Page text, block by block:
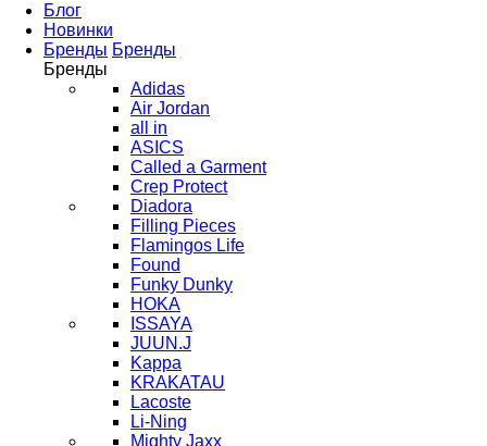
Блог
Новинки
Бренды Бренды
Бренды
Adidas
Air Jordan
all in
ASICS
Called a Garment
Crep Protect
Diadora
Filling Pieces
Flamingos Life
Found
Funky Dunky
HOKA
ISSAYA
JUUN.J
Kappa
KRAKATAU
Lacoste
Li-Ning
Mighty Jaxx